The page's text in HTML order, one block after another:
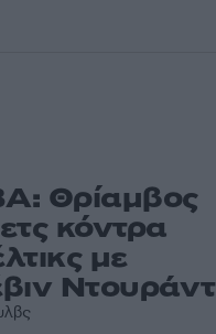
Θρίαμβος
κόντρα
με
Ντουράντ